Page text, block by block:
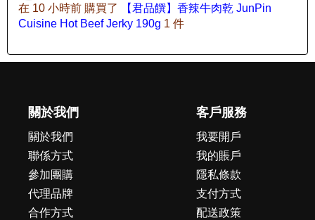
在 10 小時前 購買了
【君品饌】香辣牛肉乾 JunPin
Cuisine Hot Beef Jerky 190g 1 件
關於我們
關於我們
聯係方式
參加團購
代理品牌
合作方式
客戶服務
我要開戶
我的賬戶
隱私條款
支付方式
配送政策